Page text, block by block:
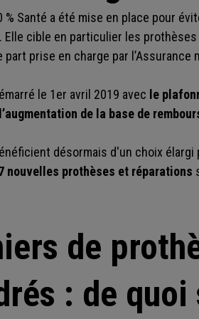
% Santé a été mise en place pour
Elle cible en particulier les
part prise en charge par l’Assurance
le 1er avril 2019 avec le
l’augmentation de la base de
désormais d'un choix
nouvelles prothèses et réparations
de
: de